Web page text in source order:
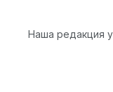
Наша редакция